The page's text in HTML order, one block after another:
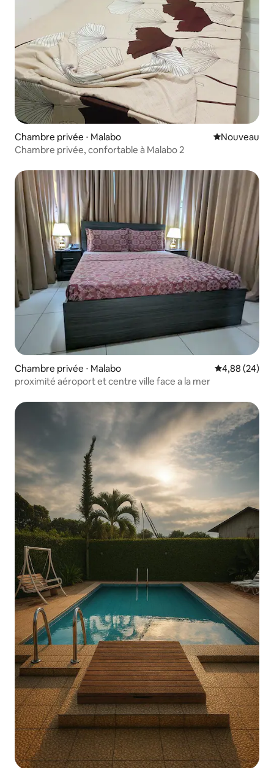
Chambre privée ⋅ Malabo Nouvel
Nouveau
Chambre privée, confortable à Malabo 2
Chambre privée ⋅ Malabo Évaluation
4,88 (24)
proximité aéroport et centre ville face a la mer